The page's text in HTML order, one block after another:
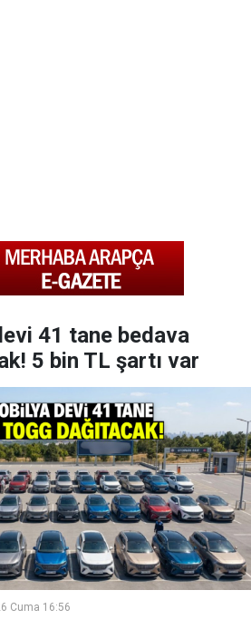
41 tane bedava
5 bin TL şartı var
Cuma 16:56